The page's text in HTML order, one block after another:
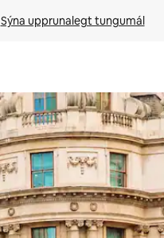
Sýna upprunalegt tungumál